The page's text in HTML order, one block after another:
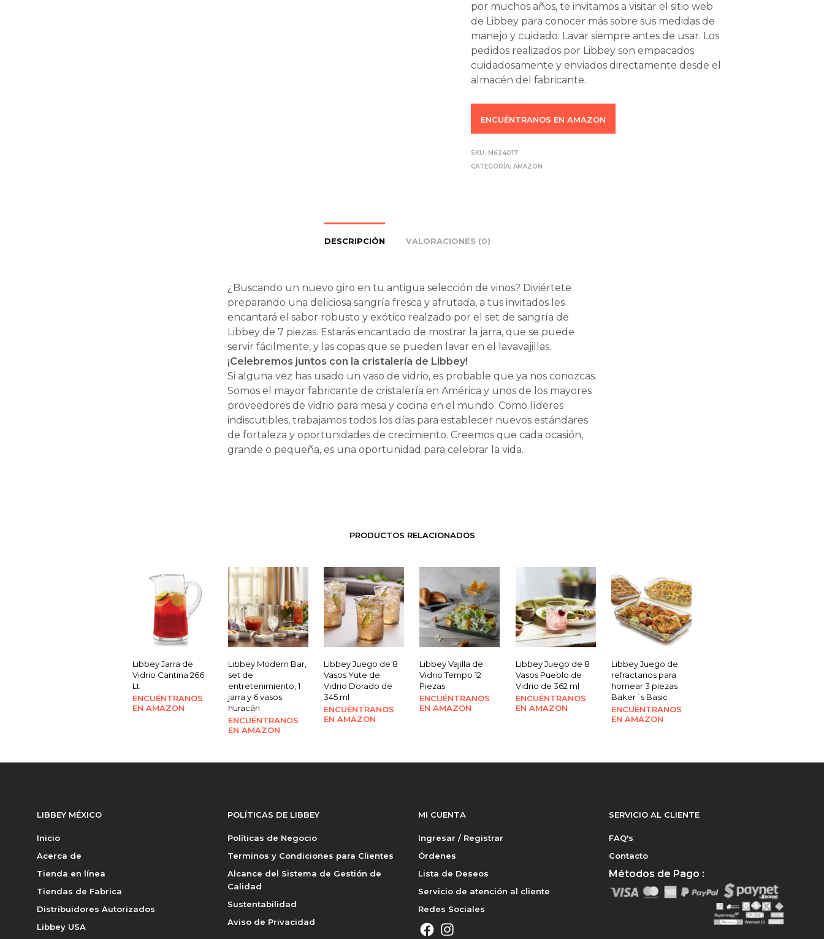
por muchos años, te invitamos a visitar el sitio web
de Libbey para conocer más sobre sus medidas de
manejo y cuidado. Lavar siempre antes de usar. Los
pedidos realizados por Libbey son empacados
cuidadosamente y enviados directamente desde el
almacén del fabricante.
ENCUÉNTRANOS EN AMAZON
SKU: M624017
CATEGORÍA:AMAZON
DESCRIPCIÓN VALORACIONES (0)
¿Buscando un nuevo giro en tu antigua selección de vinos? Diviértete
preparando una deliciosa sangría fresca y afrutada, a tus invitados les
encantará el sabor robusto y exótico realzado por el set de sangría de
Libbey de 7 piezas. Estarás encantado de mostrar la jarra, que se puede
servir fácilmente, y las copas que se pueden lavar en el lavavajillas.
¡Celebremos juntos con la cristalería de Libbey!
Si alguna vez has usado un vaso de vidrio, es probable que ya nos conozcas.
Somos el mayor fabricante de cristalería en América y unos de los mayores
proveedores de vidrio para mesa y cocina en el mundo. Como líderes
indiscutibles, trabajamos todos los días para establecer nuevos estándares
de fortaleza y oportunidades de crecimiento. Creemos que cada ocasión,
grande o pequeña, es una oportunidad para celebrar la vida.
PRODUCTOS RELACIONADOS
Libbey Jarra de
Vidrio Cantina 266
Lt
ENCUÉNTRANOS
EN AMAZON
Libbey Modern Bar,
set de
entretenimiento, 1
jarra y 6 vasos
huracán
ENCUÉNTRANOS
EN AMAZON
Libbey Juego de 8
Vasos Yute de
Vidrio Dorado de
345 ml
ENCUÉNTRANOS
EN AMAZON
Libbey Vajilla de
Vidrio Tempo 12
Piezas
ENCUÉNTRANOS
EN AMAZON
Libbey Juego de 8
Vasos Pueblo de
Vidrio de 362 ml
ENCUÉNTRANOS
EN AMAZON
Libbey Juego de
refractarios para
hornear 3 piezas
Baker´s Basic
ENCUÉNTRANOS
EN AMAZON
LIBBEY MÉXICO
Inicio
Acerca de
Tienda en línea
Tiendas de Fabrica
Distribuidores Autorizados
Libbey USA
POLÍTICAS DE LIBBEY
Políticas de Negocio
Terminos y Condiciones para Clientes
Alcance del Sistema de Gestión de
Calidad
Sustentabilidad
Aviso de Privacidad
MI CUENTA
Ingresar / Registrar
Órdenes
Lista de Deseos
Servicio de atención al cliente
Redes Sociales
SERVICIO AL CLIENTE
FAQ's
Contacto
Métodos de Pago :